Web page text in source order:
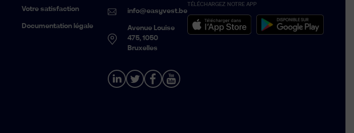
Votre satisfaction
Documentation légale
info@easyvest.be
Avenue Louise
475, 1050
Bruxelles
België › Nederlands
Belgium › English
TÉLÉCHARGEZ NOTRE APP